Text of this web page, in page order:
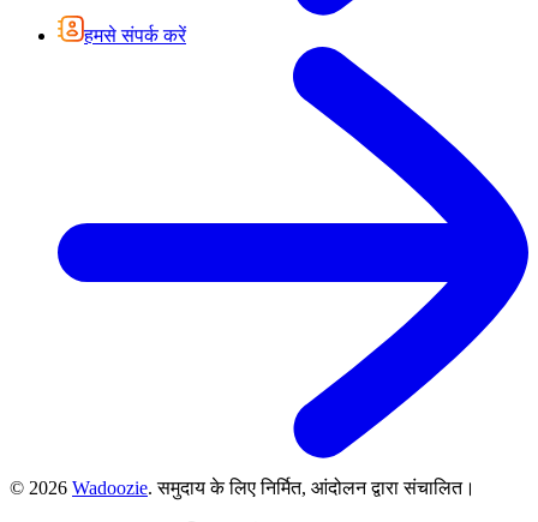
हमसे संपर्क करें
© 2026 Wadoozie.समुदाय के लिए निर्मित, आंदोलन द्वारा संचालित।